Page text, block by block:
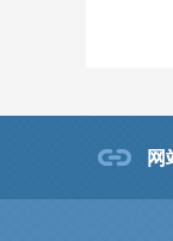
网